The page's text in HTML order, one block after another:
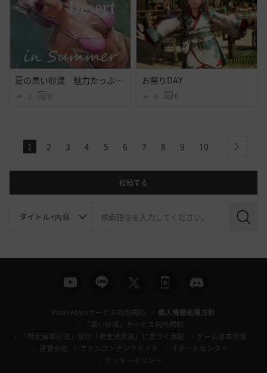
夏の黒い砂漠 魅力たっぷりシトラス衣装のｓｓ その２
2 0
お祭りDAY
9 0
1 2 3 4 5 6 7 8 9 10 next
投稿する
検
Pearl Abyssサービス利用規約
個人情報処理方針
「黒い砂漠」サービス利用規約
「特定商取引法」及び「資金決済法」に基づく表記
ゲーム基本情報
運営会社
ファンコンテンツガイド
サポートセンター
クッキーポリシー